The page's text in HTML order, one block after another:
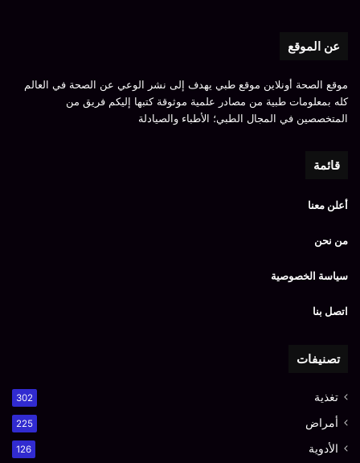
عن الموقع
موقع الصحة أونلاين موقع طبي يهدف إلى نشر الوعي عن الصحة في العالم
كله بمعلومات طبية من مصادر علمية موثوقة كتبها إليكم فريق من
المتخصصين في المجال الطبي؛ الأطباء والصيادلة
قائمة
أعلن معنا
من نحن
سياسة الخصوصية
اتصل بنا
تصنيفات
تغذية 302
أمراض 225
الأدوية 126